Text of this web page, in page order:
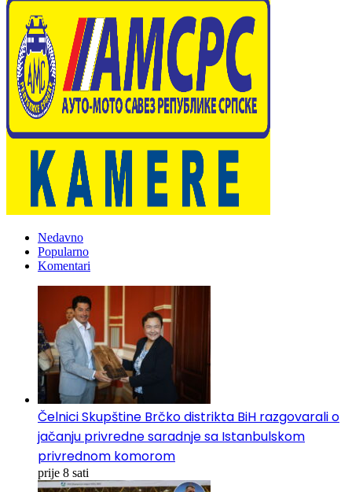
Nedavno
Popularno
Komentari
Čelnici Skupštine Brčko distrikta BiH razgovarali o
jačanju privredne saradnje sa Istanbulskom
privrednom komorom
prije 8 sati